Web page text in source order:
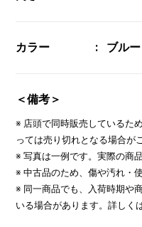
カラー ブルー
＜備考＞
※ 店頭で同時販売しているた
っては売り切れとなる場合が
※ 写真は一例です。実際の商
※ 中古品のため、傷や汚れ・
※ 同一商品でも、入荷時期や
いる場合があります。詳しく